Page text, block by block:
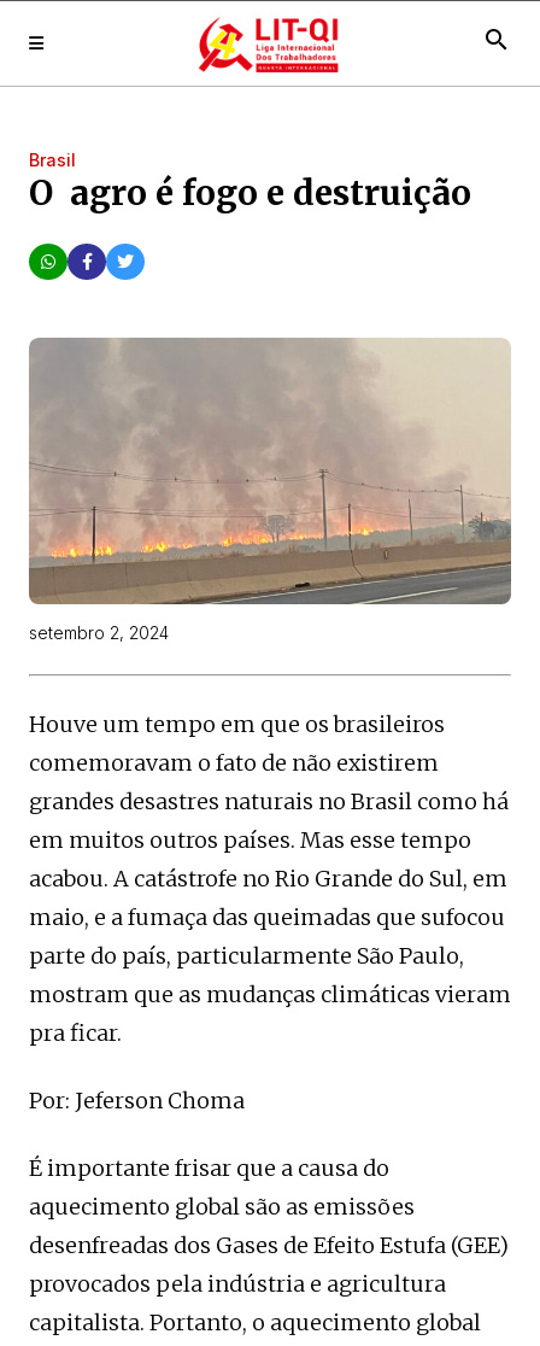
search
Brasil
O agro é fogo e destruição
setembro 2, 2024
Houve um tempo em que os brasileiros
comemoravam o fato de não existirem
grandes desastres naturais no Brasil como há
em muitos outros países. Mas esse tempo
acabou. A catástrofe no Rio Grande do Sul, em
maio, e a fumaça das queimadas que sufocou
parte do país, particularmente São Paulo,
mostram que as mudanças climáticas vieram
pra ficar.
Por: Jeferson Choma
É importante frisar que a causa do
aquecimento global são as emissões
desenfreadas dos Gases de Efeito Estufa (GEE)
provocados pela indústria e agricultura
capitalista. Portanto, o aquecimento global